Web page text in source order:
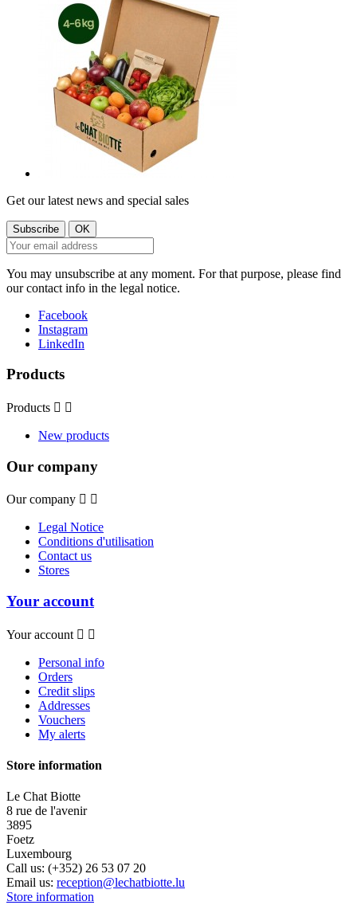
Get our latest news and special sales
You may unsubscribe at any moment. For that purpose, please find
our contact info in the legal notice.
Facebook
Instagram
LinkedIn
Products
Products  
New products
Our company
Our company  
Legal Notice
Conditions d'utilisation
Contact us
Stores
Your account
Your account  
Personal info
Orders
Credit slips
Addresses
Vouchers
My alerts
Store information
Le Chat Biotte
8 rue de l'avenir
3895
Foetz
Luxembourg
Call us: (+352) 26 53 07 20
Email us: reception@lechatbiotte.lu
Store information